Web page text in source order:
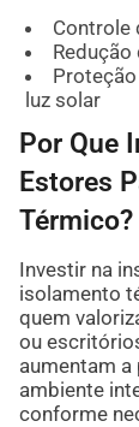
Controle
luz solar
Por Que
Estores
Térmico?
Investir na
isolamento
quem
ou
aumentam
ambiente
conforme